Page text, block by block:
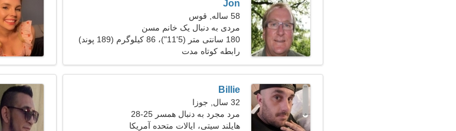
Jon
58 ساله, قوس
مردی به دنبال یک خانم مسن
180 سانتی متر (5'11")، 86 کیلوگرم (189 پوند)
رابطه کوتاه مدت
Billie
32 سال, جوزا
مرد مجرد به دنبال همسر 25-28
هایلند سیتی، ایالات متحده آمریکا